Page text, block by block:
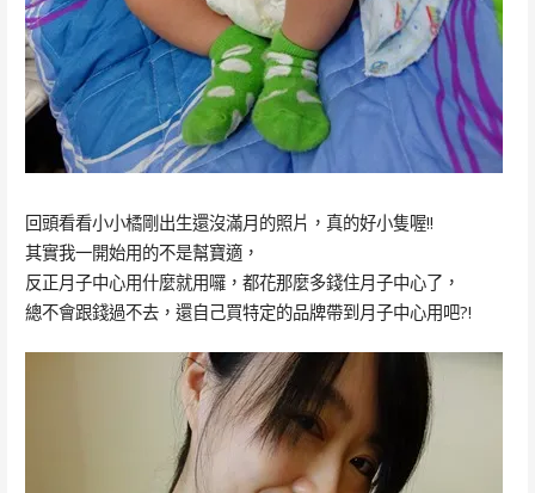
回頭看看小小橘剛出生還沒滿月的照片，真的好小隻喔!!
其實我一開始用的不是幫寶適，
反正月子中心用什麼就用囉，都花那麼多錢住月子中心了，
總不會跟錢過不去，還自己買特定的品牌帶到月子中心用吧?!